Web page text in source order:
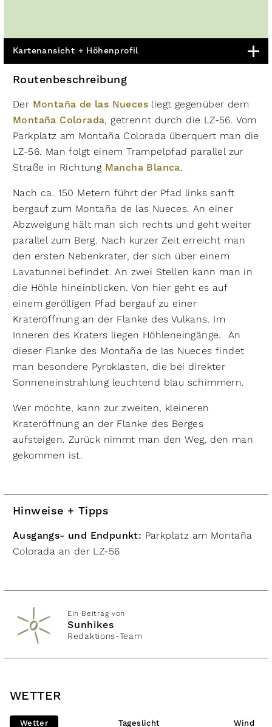
Kartenansicht + Höhenprofil
Routenbeschreibung
Der Montaña de las Nueces liegt gegenüber dem
Montaña Colorada, getrennt durch die LZ-56. Vom
Parkplatz am Montaña Colorada überquert man die
LZ-56. Man folgt einem Trampelpfad parallel zur
Straße in Richtung Mancha Blanca.
Nach ca. 150 Metern führt der Pfad links sanft
bergauf zum Montaña de las Nueces. An einer
Abzweigung hält man sich rechts und geht weiter
parallel zum Berg. Nach kurzer Zeit erreicht man
den ersten Nebenkrater, der sich über einem
Lavatunnel befindet. An zwei Stellen kann man in
die Höhle hi­neinblicken. Von hier geht es auf
einem gerölligen Pfad bergauf zu einer
Krateröffnung an der Flanke des Vulkans. Im
Inneren des Kraters liegen Höhlen­eingänge. An
dieser Flanke des Montaña de las Nueces findet
man besondere Pyroklasten, die bei direkter
Sonneneinstrahlung leuchtend blau schimmern.
Wer möchte, kann zur zweiten, kleineren
Krateröffnung an der Flanke des Berges
aufsteigen. Zurück nimmt man den Weg, den man
gekommen ist.
Hinweise + Tipps
Ausgangs- und Endpunkt: Parkplatz am Montaña
Colorada an der LZ-56
Ein Beitrag von
Sunhikes
Redaktions-Team
WETTER
Wetter Tageslicht Wind